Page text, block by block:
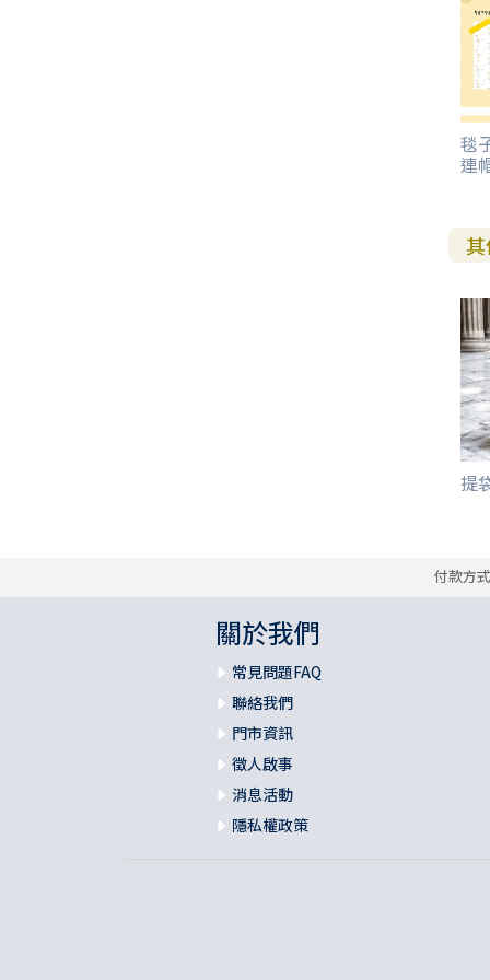
毯
連
提
付款方
關於我們
常見問題FAQ
聯絡我們
門市資訊
徵人啟事
消息活動
隱私權政策